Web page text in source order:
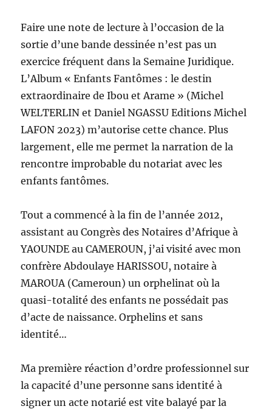
Faire une note de lecture à l’occasion de la
sortie d’une bande dessinée n’est pas un
exercice fréquent dans la Semaine Juridique.
L’Album « Enfants Fantômes : le destin
extraordinaire de Ibou et Arame » (Michel
WELTERLIN et Daniel NGASSU Editions Michel
LAFON 2023) m’autorise cette chance. Plus
largement, elle me permet la narration de la
rencontre improbable du notariat avec les
enfants fantômes.
Tout a commencé à la fin de l’année 2012,
assistant au Congrès des Notaires d’Afrique à
YAOUNDE au CAMEROUN, j’ai visité avec mon
confrère Abdoulaye HARISSOU, notaire à
MAROUA (Cameroun) un orphelinat où la
quasi-totalité des enfants ne possédait pas
d’acte de naissance. Orphelins et sans
identité…
Ma première réaction d’ordre professionnel sur
la capacité d’une personne sans identité à
signer un acte notarié est vite balayé par la